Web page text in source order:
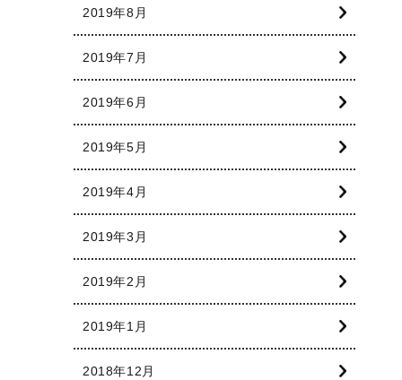
2019年8月
2019年7月
2019年6月
2019年5月
2019年4月
2019年3月
2019年2月
2019年1月
2018年12月